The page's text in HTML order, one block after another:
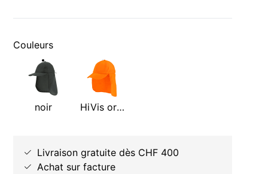
Couleurs
noir HiVis orange
Livraison gratuite dès CHF 400
Achat sur facture